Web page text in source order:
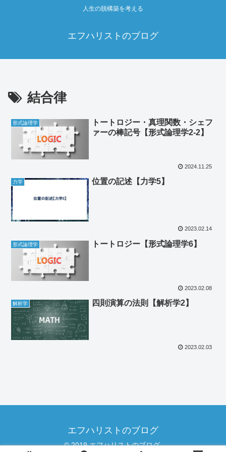
人生の脱構築を考える
エフハリストのブログ
結合律
形式論理学
トートロジー・真理関数・シェフ
ァーの棒記号【形式論理学2‐2】
2024.11.25
力学 位置の記述【力学5】
2023.02.14
形式論理学 トートロジー【形式論理学6】
2023.02.08
解析学 四則演算の法則【解析学2】
2023.02.03
エフハリストのブログ
© 2019 エフハリストのブログ.